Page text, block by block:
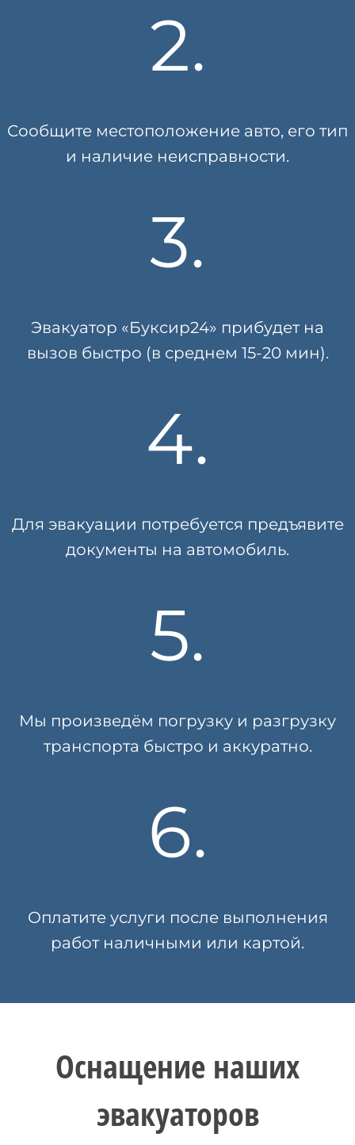
2.
Сообщите местоположение авто, его тип
и наличие неисправности.
3.
Эвакуатор «Буксир24» прибудет на
вызов быстро (в среднем 15-20 мин).
4.
Для эвакуации потребуется предъявите
документы на автомобиль.
5.
Мы произведём погрузку и разгрузку
транспорта быстро и аккуратно.
6.
Оплатите услуги после выполнения
работ наличными или картой.
Оснащение наших
эвакуаторов